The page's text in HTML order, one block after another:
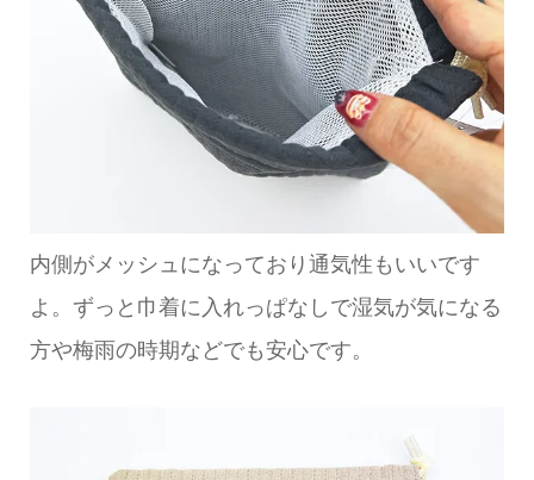
内側がメッシュになっており通気性もいいです
よ。ずっと巾着に入れっぱなしで湿気が気になる
方や梅雨の時期などでも安心です。